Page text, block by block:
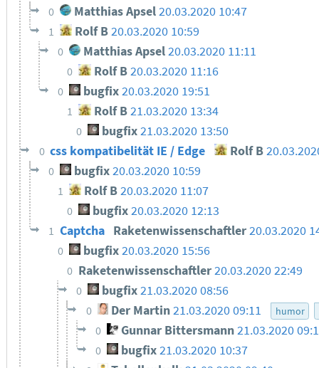
0 Matthias Apsel 20.03.2020 10:47
1 Rolf B20.03.2020 10:59
0 Matthias Apsel20.03.2020 11:11
0 Rolf B20.03.2020 11:16
0 bugfix20.03.2020 19:51
1 Rolf B21.03.2020 13:34
0 bugfix21.03.2020 13:50
0 css kompatibelität IE / Edge Rolf B
0 bugfix 20.03.2020 10:59
1 Rolf B 20.03.2020 11:07
0 bugfix20.03.2020 12:13
1 Captcha Raketenwissenschaftler20.03.2020
0 bugfix20.03.2020 15:56
0 Raketenwissenschaftler20.03.2020 22:49
0 bugfix21.03.2020 08:56
0 Der Martin21.03.2020 09:11 humor
0 Gunnar Bittersmann 21.03.2020
0 bugfix 21.03.2020 10:37